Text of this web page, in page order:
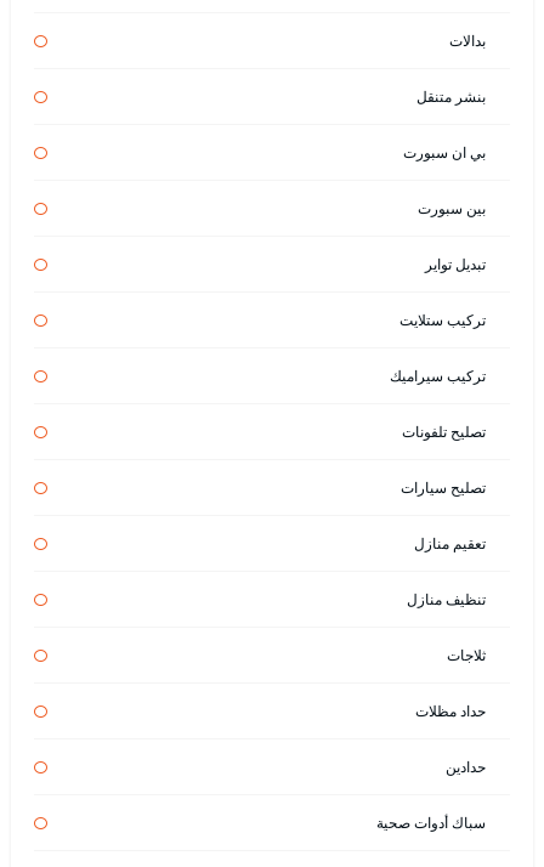
بدالات
بنشر متنقل
بي ان سبورت
بين سبورت
تبديل تواير
تركيب ستلايت
تركيب سيراميك
تصليح تلفونات
تصليح سيارات
تعقيم منازل
تنظيف منازل
ثلاجات
حداد مظلات
حدادين
سباك أدوات صحية